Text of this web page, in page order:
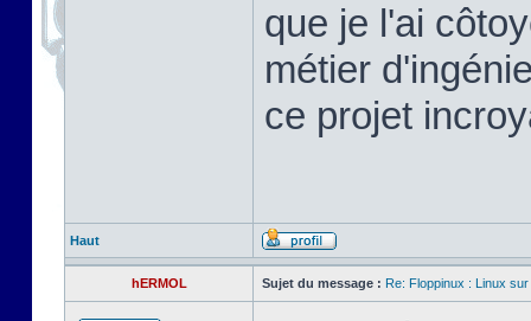
que je l'ai
métier
ce projet
Haut
hERMOL Sujet du message : Re: Floppinux : Linux